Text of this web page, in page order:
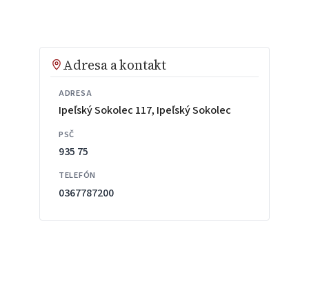
Adresa a kontakt
ADRESA
Ipeľský Sokolec 117, Ipeľský Sokolec
PSČ
935 75
TELEFÓN
0367787200